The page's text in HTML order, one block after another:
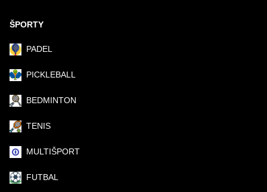
ŠPORTY
PADEL
PICKLEBALL
BEDMINTON
TENIS
MULTIŠPORT
FUTBAL